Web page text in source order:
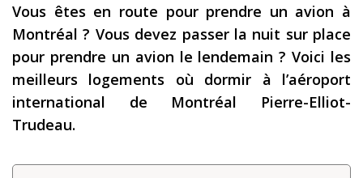
Blog voyage
Les derniers articles
Podcast
Préparer son voyage
Vous êtes en route pour prendre un avion à
Montréal ? Vous devez passer la nuit sur place
pour prendre un avion le lendemain ? Voici les
meilleurs logements où dormir à l’aéroport
international de Montréal Pierre-Elliot-
Trudeau.